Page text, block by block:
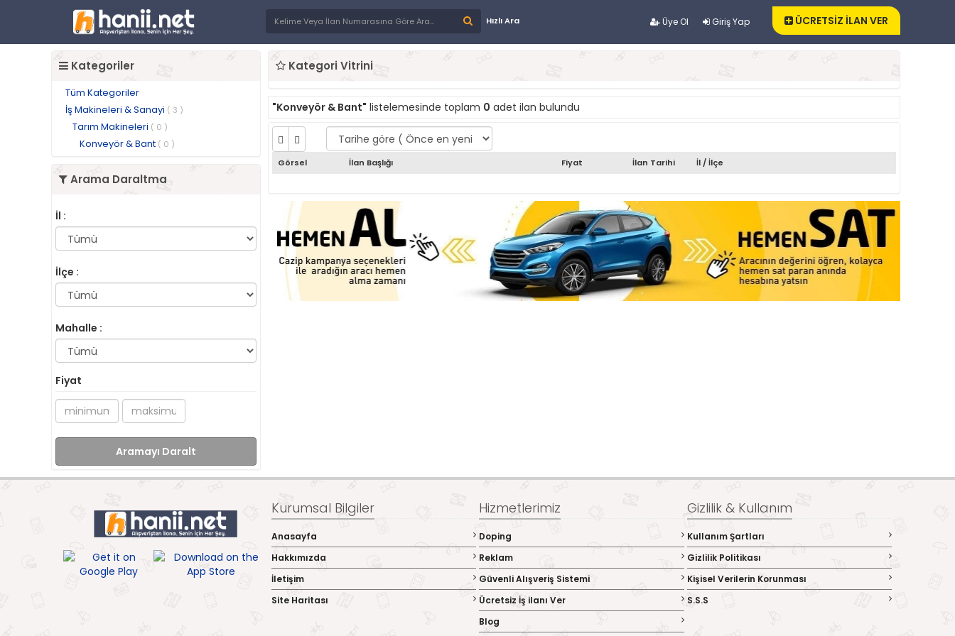
Üye Ol Giriş Yap
Hızlı Ara ÜCRETSİZ İLAN VER
Kategoriler
Tüm Kategoriler
İş Makineleri & Sanayi ( 3 )
Tarım Makineleri ( 0 )
Konveyör & Bant ( 0 )
Arama Daraltma
İl :
İlçe :
Mahalle :
Fiyat
Aramayı Daralt
Kategori Vitrini
"Konveyör & Bant" listelemesinde toplam 0 adet ilan bulundu
Görsel İlan Başlığı Fiyat İlan Tarihi İl / İlçe
Kurumsal Bilgiler
Anasayfa
Hakkımızda
İletişim
Site Haritası
Hizmetlerimiz
Doping
Reklam
Güvenli Alışveriş Sistemi
Ücretsiz İş ilanı Ver
Blog
Gizlilik & Kullanım
Kullanım Şartları
Gizlilik Politikası
Kişisel Verilerin Korunması
S.S.S